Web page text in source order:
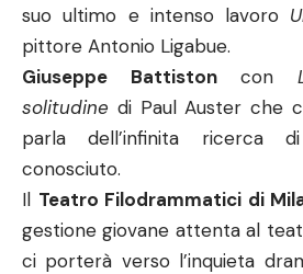
suo ultimo e intenso lavoro
pittore Antonio Ligabue.
Giuseppe Battistoncon
solitudine di Paul Auster che
parla dell’infinita ricerca
conosciuto.
Il Teatro Filodrammatici di
gestione giovane attenta al
ci porterà verso l’inquieta